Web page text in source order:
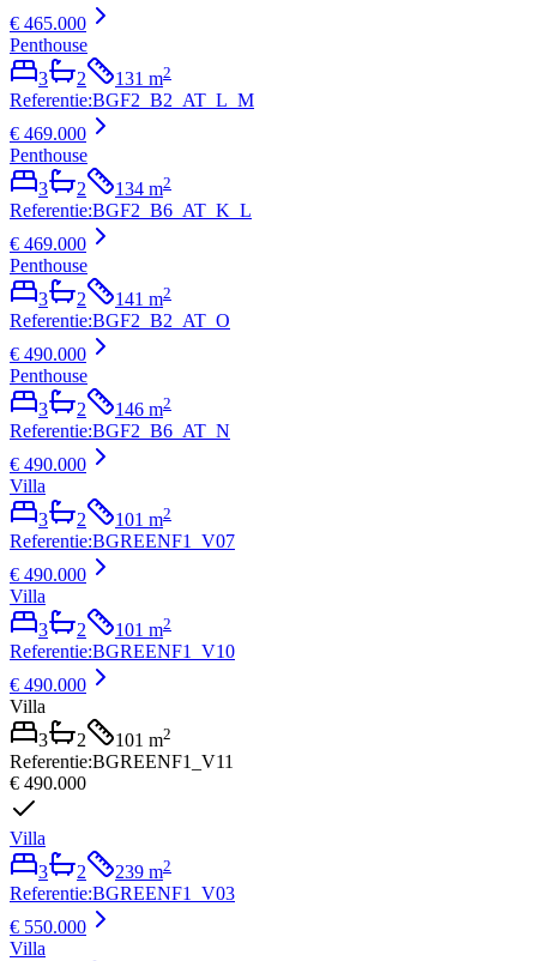
€ 465.000
Penthouse
3
2 131 m2
Referentie:BGF2_B2_AT_L_M
€ 469.000
Penthouse
3
2 134 m2
Referentie:BGF2_B6_AT_K_L
€ 469.000
Penthouse
3
2 141 m2
Referentie:BGF2_B2_AT_O
€ 490.000
Penthouse
3
2 146 m2
Referentie:BGF2_B6_AT_N
€ 490.000
Villa
3
2 101 m2
Referentie:BGREENF1_V07
€ 490.000
Villa
3
2 101 m2
Referentie:BGREENF1_V10
€ 490.000
Villa
3
2 101 m2
Referentie:BGREENF1_V11
€ 490.000
Villa
3
2 239 m2
Referentie:BGREENF1_V03
€ 550.000
Villa